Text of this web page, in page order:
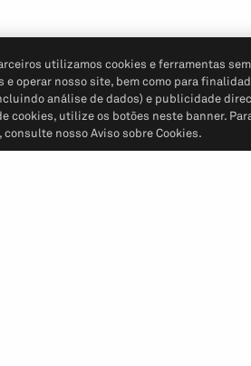
utilizamos cookies e ferramentas
e operar nosso site, bem como para
análise de dados) e publicidade
cookies, utilize os botões neste banner.
nosso Aviso sobre Cookies.